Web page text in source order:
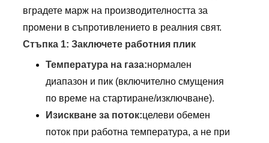
вградете марж на производителността за
промени в съпротивлението в реалния свят.
Стъпка 1: Заключете работния плик
Температура на газа:нормален
диапазон и пик (включително смущения
по време на стартиране/изключване).
Изискване за поток:целеви обемен
поток при работна температура, а не при